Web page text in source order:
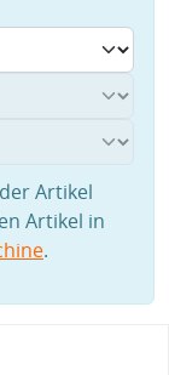
Artikel
Artikel in
.